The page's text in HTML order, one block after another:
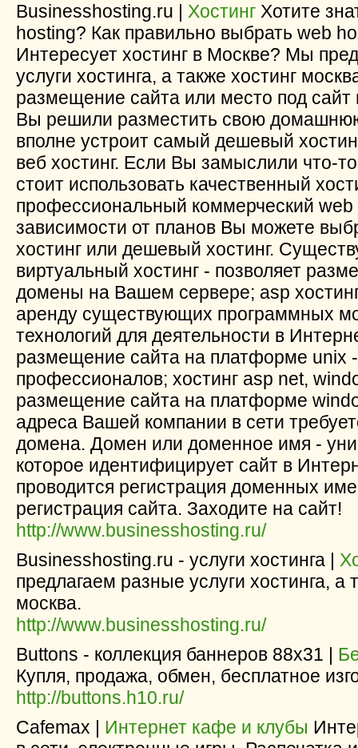
Businesshosting.ru | Хостинг Хотите
hosting? Как правильно выбрать web
Интересует хостинг в Москве? Мы
услуги хостинга, а также хостинг
размещение сайта или место под сайт
Вы решили разместить свою
вполне устроит самый дешевый
веб хостинг. Если Вы замыслили что-
стоит использовать качественный
профессиональный коммерческий web
зависимости от планов Вы можете
хостинг или дешевый хостинг.
виртуальный хостинг - позволяет
домены на Вашем сервере; asp
аренду существующих программных
технологий для деятельности в
размещение сайта на платформе unix
профессионалов; хостинг asp net,
размещение сайта на платформе
адреса Вашей компании в сети
домена. Домен или доменное имя -
которое идентифицирует сайт в
проводится регистрация доменных
регистрация сайта. Заходите на сайт!
http://www.businesshosting.ru/
Businesshosting.ru - услуги хостинга |
предлагаем разные услуги хостинга, а
москва.
http://www.businesshosting.ru/
Buttons - коллекция баннеров 88х31 |
Купля, продажа, обмен, бесплатное
http://buttons.h10.ru/
Cafemax | Интернет кафе и клубы